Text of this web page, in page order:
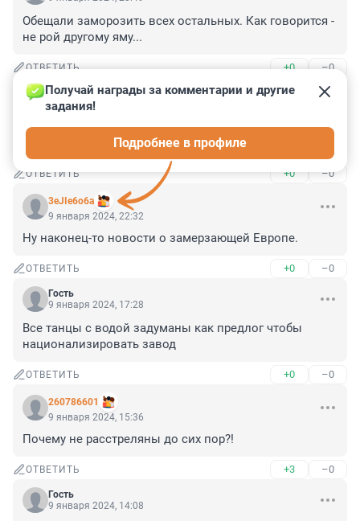
Обещали заморозить всех остальных. Как говорится -
не рой другому яму...
ОТВЕТИТЬ +0 –0
Гость
9 января 2024, 22:42
Химки тоже проверьте, в квартирах 15 градусов,
лифтовые холлы 5 градусов
ОТВЕТИТЬ +0 –0
3eJIe6o6a
Получай награды за комментарии и другие
задания!
Подробнее в профиле
9 января 2024, 22:32
Ну наконец-то новости о замерзающей Европе.
ОТВЕТИТЬ +0 –0
Гость
9 января 2024, 17:28
Все танцы с водой задуманы как предлог чтобы
национализировать завод
ОТВЕТИТЬ +0 –0
260786601
9 января 2024, 15:36
Почему не расстреляны до сих пор?!
ОТВЕТИТЬ +3 –0
Гость
9 января 2024, 14:08